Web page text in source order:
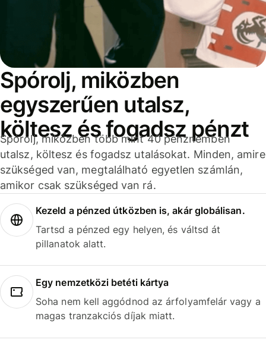
Spórolj, miközben
egyszerűen utalsz,
költesz és fogadsz pénzt
Spórolj, miközben több mint 40 pénznemben
utalsz, költesz és fogadsz utalásokat. Minden, amire
szükséged van, megtalálható egyetlen számlán,
amikor csak szükséged van rá.
Kezeld a pénzed útközben is, akár globálisan.
Tartsd a pénzed egy helyen, és váltsd át
pillanatok alatt.
Egy nemzetközi betéti kártya
Soha nem kell aggódnod az árfolyamfelár vagy a
magas tranzakciós díjak miatt.